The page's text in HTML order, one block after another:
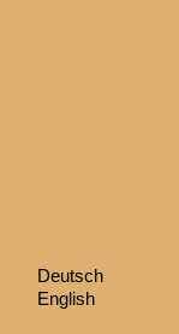
Deutsch
English